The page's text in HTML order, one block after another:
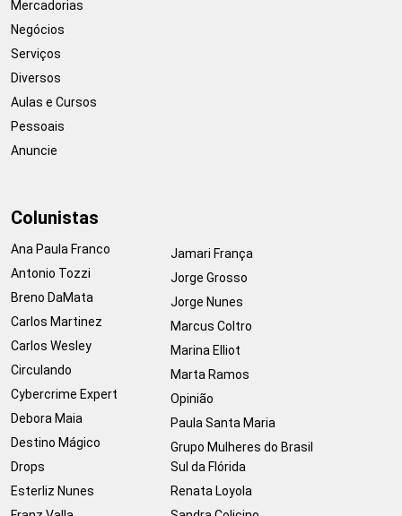
Mercadorias
Negócios
Serviços
Diversos
Aulas e Cursos
Pessoais
Anuncie
Colunistas
Ana Paula Franco
Antonio Tozzi
Breno DaMata
Carlos Martinez
Carlos Wesley
Circulando
Cybercrime Expert
Debora Maia
Destino Mágico
Drops
Esterliz Nunes
Jamari França
Jorge Grosso
Jorge Nunes
Marcus Coltro
Marina Elliot
Marta Ramos
Opinião
Paula Santa Maria
Grupo Mulheres do Brasil
Sul da Flórida
Renata Loyola